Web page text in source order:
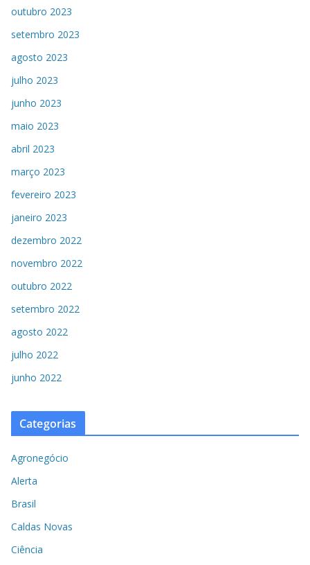
outubro 2023
setembro 2023
agosto 2023
julho 2023
junho 2023
maio 2023
abril 2023
março 2023
fevereiro 2023
janeiro 2023
dezembro 2022
novembro 2022
outubro 2022
setembro 2022
agosto 2022
julho 2022
junho 2022
Categorias
Agronegócio
Alerta
Brasil
Caldas Novas
Ciência